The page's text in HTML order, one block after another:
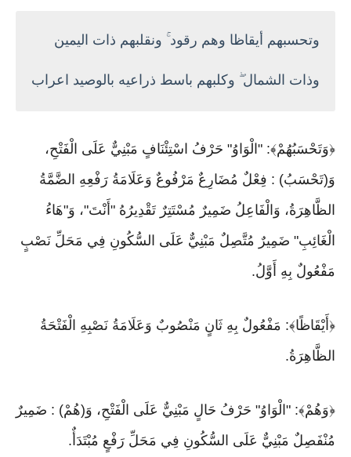
وتحسبهم أيقاظا وهم رقود ۚ ونقلبهم ذات اليمين
وذات الشمال ۖ وكلبهم باسط ذراعيه بالوصيد اعراب
﴿وَتَحْسَبُهُمْ﴾: "الْوَاوُ" حَرْفُ اسْتِئْنَافٍ مَبْنِيٌّ عَلَى الْفَتْحِ،
وَ(تَحْسَبُ) : فِعْلٌ مُضَارِعٌ مَرْفُوعٌ وَعَلَامَةُ رَفْعِهِ الضَّمَّةُ
الظَّاهِرَةُ، وَالْفَاعِلُ ضَمِيرٌ مُسْتَتِرٌ تَقْدِيرُهُ "أَنْتَ"، وَ"هَاءُ
الْغَائِبِ" ضَمِيرٌ مُتَّصِلٌ مَبْنِيٌّ عَلَى السُّكُونِ فِي مَحَلِّ نَصْبٍ
مَفْعُولٌ بِهِ أَوَّلُ.
﴿أَيْقَاظًا﴾: مَفْعُولٌ بِهِ ثَانٍ مَنْصُوبٌ وَعَلَامَةُ نَصْبِهِ الْفَتْحَةُ
الظَّاهِرَةُ.
﴿وَهُمْ﴾: "الْوَاوُ" حَرْفُ حَالٍ مَبْنِيٌّ عَلَى الْفَتْحِ، وَ(هُمْ) : ضَمِيرٌ
مُنْفَصِلٌ مَبْنِيٌّ عَلَى السُّكُونِ فِي مَحَلِّ رَفْعٍ مُبْتَدَأٌ.